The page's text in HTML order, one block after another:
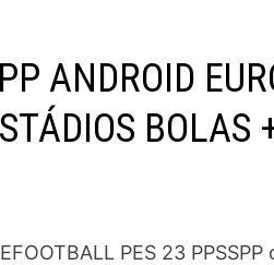
ANDROID
BOLAS
PES 23